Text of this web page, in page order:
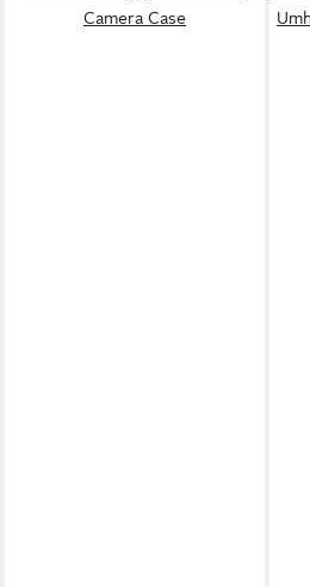
Camera Case